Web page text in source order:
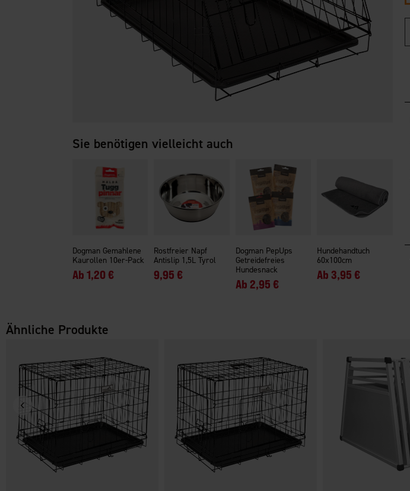
Sie benötigen vielleicht auch
Dogman Gemahlene
Kaurollen 10er-Pack
Ab 1,20 €
Rostfreier Napf
Antislip 1,5L Tyrol
9,95 €
Dogman PepUps
Getreidefreies
Hundesnack
Ab 2,95 €
Hundehandtuch
60x100cm
Ab3,95 €
Ähnliche Produkte